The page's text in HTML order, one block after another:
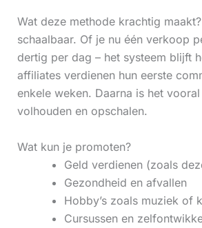
Wat deze methode krachtig
schaalbaar. Of je nu één verkoop
dertig per dag – het systeem blijft
affiliates verdienen hun eerste
enkele weken. Daarna is het
volhouden en opschalen.
Wat kun je promoten?
Geld verdienen (zoals
Gezondheid en afvallen
Hobby’s zoals muziek of
Cursussen en